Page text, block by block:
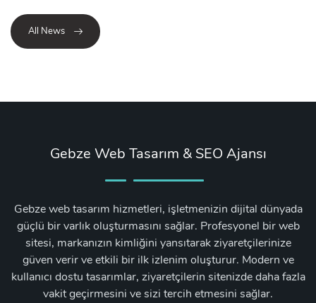
All News
Gebze Web Tasarım & SEO Ajansı
Gebze web tasarım hizmetleri, işletmenizin dijital dünyada
güçlü bir varlık oluşturmasını sağlar. Profesyonel bir web
sitesi, markanızın kimliğini yansıtarak ziyaretçilerinize
güven verir ve etkili bir ilk izlenim oluşturur. Modern ve
kullanıcı dostu tasarımlar, ziyaretçilerin sitenizde daha fazla
vakit geçirmesini ve sizi tercih etmesini sağlar.